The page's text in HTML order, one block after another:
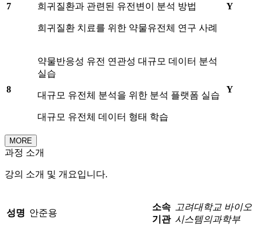
7 희귀질환과 관련된 유전변이 분석 방법
희귀질환 치료를 위한 약물유전체 연구 사례
Y
8
약물반응성 유전 연관성 대규모 데이터 분석
실습
대규모 유전체 분석을 위한 분석 플랫폼 실습
대규모 유전체 데이터 형태 학습
Y
MORE
과정 소개
강의 소개 및 개요입니다.
성명 안준용
소속
기관
고려대학교 바이오
시스템의과학부